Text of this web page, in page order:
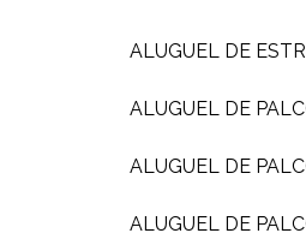
ALUGUEL DE
ALUGUEL DE
ALUGUEL DE
ALUGUEL DE